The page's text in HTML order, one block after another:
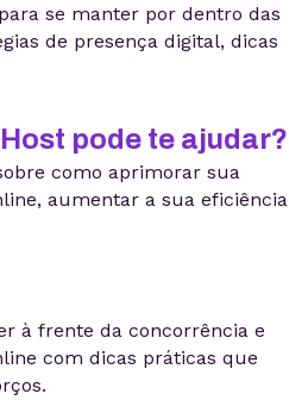
se manter por dentro das
de presença digital, dicas
pode te ajudar?
como aprimorar sua
aumentar a sua eficiência
à frente da concorrência e
com dicas práticas que